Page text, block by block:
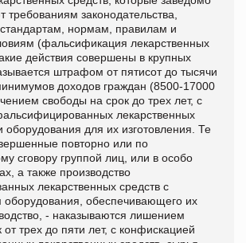
требованиям законодательства,
нормам, правилам и
(фальсификация лекарственных
действия совершены в крупных
штрафом от пятисот до тысячи
доходов граждан (8500-17000
свободы на срок до трех лет, с
лекарственных
оборудования для их изготовления. Те
повторно или по
сговору группой лиц, или в особо
а также производство
лекарственных средств с
оборудования, обеспечивающего их
- наказываются лишением
трех до пяти лет, с конфискацией